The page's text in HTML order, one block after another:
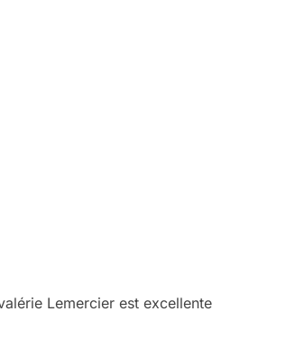
Lemercier est excellente